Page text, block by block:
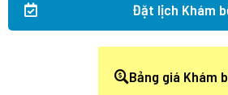
Đặt lịch Khám
Bảng giá Khám